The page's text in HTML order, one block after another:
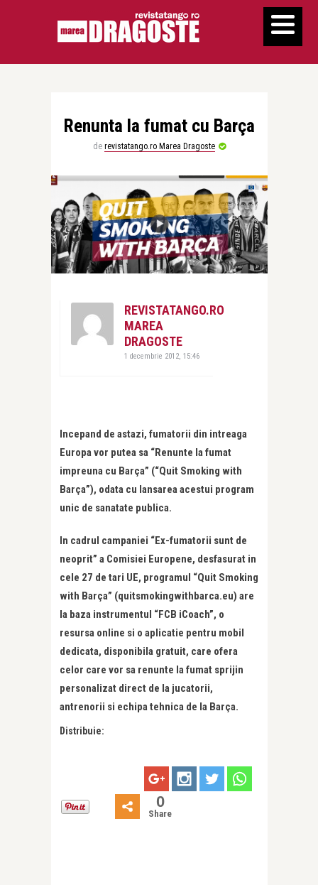
Renunta la fumat cu Barça
de revistatango.ro Marea Dragoste
REVISTATANGO.RO
MAREA
DRAGOSTE
1 decembrie 2012, 15:46
Incepand de astazi, fumatorii din intreaga
Europa vor putea sa “Renunte la fumat
impreuna cu Barça” (“Quit Smoking with
Barça”), odata cu lansarea acestui program
unic de sanatate publica.
In cadrul campaniei “Ex-fumatorii sunt de
neoprit” a Comisiei Europene, desfasurat in
cele 27 de tari UE, programul “Quit Smoking
with Barça” (quitsmokingwithbarca.eu) are
la baza instrumentul “FCB iCoach”, o
resursa online si o aplicatie pentru mobil
dedicata, disponibila gratuit, care ofera
celor care vor sa renunte la fumat sprijin
personalizat direct de la jucatorii,
antrenorii si echipa tehnica de la Barça.
Distribuie:
0
Share